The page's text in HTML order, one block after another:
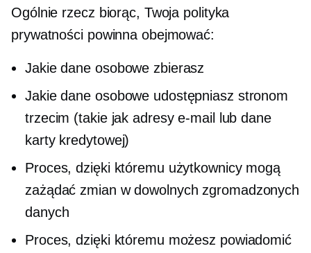
Ogólnie rzecz biorąc, Twoja polityka
prywatności powinna obejmować:
Jakie dane osobowe zbierasz
Jakie dane osobowe udostępniasz stronom
trzecim (takie jak adresy e-mail lub dane
karty kredytowej)
Proces, dzięki któremu użytkownicy mogą
zażądać zmian w dowolnych zgromadzonych
danych
Proces, dzięki któremu możesz powiadomić